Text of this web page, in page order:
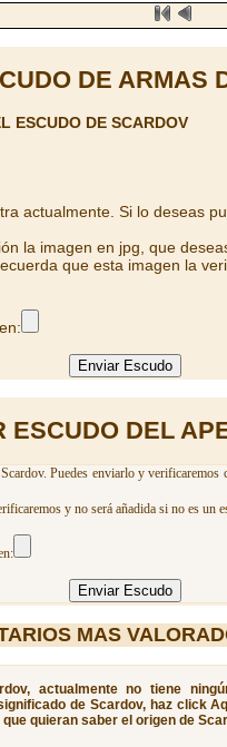
DE ARMAS
ESCUDO DE SCARDOV
actualmente. Si lo deseas
la imagen en jpg, que
que esta imagen la
ESCUDO DEL
Puedes enviarlo y
y no será añadida si no es un
MAS
actualmente no tiene
de Scardov, haz click
quieran saber el origen de